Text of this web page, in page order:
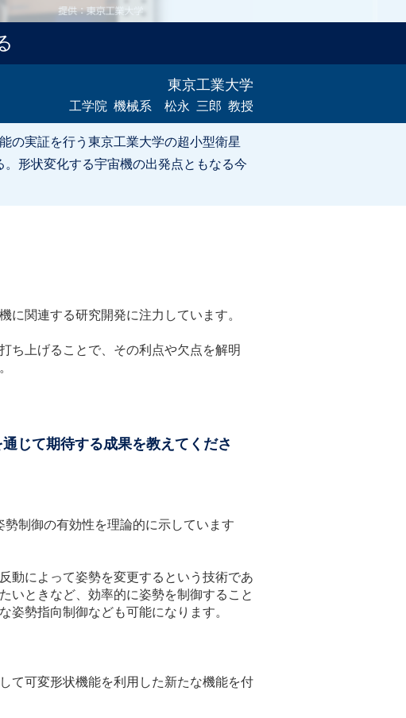
東京工業大学
工学院 機械系 松永 三郎 教授
の実証を行う東京工業大学の超小型衛星
形状変化する宇宙機の出発点ともなる今
関連する研究開発に注力しています。
ち上げることで、その利点や欠点を解明
じて期待する成果を教えてくださ
制御の有効性を理論的に示しています
動によって姿勢を変更するという技術であ
いときなど、効率的に姿勢を制御すること
姿勢指向制御なども可能になります。
て可変形状機能を利用した新たな機能を付